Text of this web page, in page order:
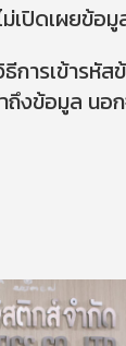
ม่เปิดเผยข้
ธีการเข้าร
งข้อมูล นอ